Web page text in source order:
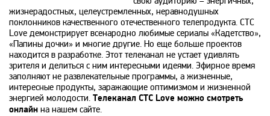
A2
Amedia Hit
Amedia Premium HD
жизнерадостных, целеустремленных, неравнодушных
поклонников качественного отечественного телепродукта. СТС
Love демонстрирует всенародно любимые сериалы «Кадетство»,
«Папины дочки» и многие другие. Но еще больше проектов
находится в разработке. Этот телеканал не устает удивлять
зрителя и делиться с ним интересными идеями. Эфирное время
заполняют не развлекательные программы, а жизненные,
интересные продукты, заражающие оптимизмом и жизненной
энергией молодости. Телеканал СТС Love можно смотреть
онлайн на нашем сайте.